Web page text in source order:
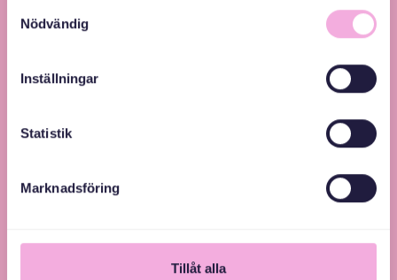
Nödvändig
Inställningar
Statistik
Marknadsföring
Tillåt alla